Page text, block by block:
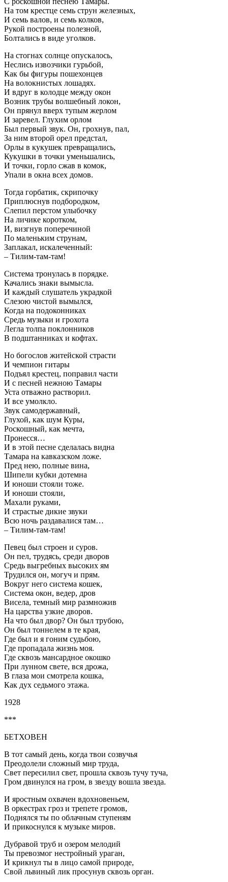
На том крестце семь струн железных,
И семь валов, и семь колков,
Рукой построены полезной,
Болтались в виде уголков.
На стогнах солнце опускалось,
Неслись извозчики гурьбой,
Как бы фигуры пошехонцев
На волокнистых лошадях.
И вдруг в колодце между окон
Возник трубы волшебный локон,
Он прянул вверх тупым жерлом
И заревел. Глухим орлом
Был первый звук. Он, грохнув, пал,
За ним второй орел предстал,
Орлы в кукушек превращались,
Кукушки в точки уменьшались,
И точки, горло сжав в комок,
Упали в окна всех домов.
Тогда горбатик, скрипочку
Приплюснув подбородком,
Слепил перстом улыбочку
На личике коротком,
И, визгнув поперечиной
По маленьким струнам,
Заплакал, искалеченный:
– Тилим-там-там!
Система тронулась в порядке.
Качались знаки вымысла.
И каждый слушатель украдкой
Слезою чистой вымылся,
Когда на подоконниках
Средь музыки и грохота
Легла толпа поклонников
В подштанниках и кофтах.
Но богослов житейской страсти
И чемпион гитары
Подъял крестец, поправил части
И с песней нежною Тамары
Уста отважно растворил.
И все умолкло.
Звук самодержавный,
Глухой, как шум Куры,
Роскошный, как мечта,
Пронесся…
И в этой песне сделалась видна
Тамара на кавказском ложе.
Пред нею, полные вина,
Шипели кубки дотемна
И юноши стояли тоже.
И юноши стояли,
Махали руками,
И страстые дикие звуки
Всю ночь раздавалися там…
– Тилим-там-там!
Певец был строен и суров.
Он пел, трудясь, среди дворов
Средь выгребных высоких ям
Трудился он, могуч и прям.
Вокруг него система кошек,
Система окон, ведер, дров
Висела, темный мир размножив
На царства узкие дворов.
На что был двор? Он был трубою,
Он был тоннелем в те края,
Где был и я гоним судьбою,
Где пропадала жизнь моя.
Где сквозь мансардное окошко
При лунном свете, вся дрожа,
В глаза мои смотрела кошка,
Как дух седьмого этажа.
1928
***
БЕТХОВЕН
В тот самый день, когда твои созвучья
Преодолели сложный мир труда,
Свет пересилил свет, прошла сквозь тучу туча,
Гром двинулся на гром, в звезду вошла звезда.
И яростным охвачен вдохновеньем,
В оркестрах гроз и трепете громов,
Поднялся ты по облачным ступеням
И прикоснулся к музыке миров.
Дубравой труб и озером мелодий
Ты превозмог нестройный ураган,
И крикнул ты в лицо самой природе,
Свой львиный лик просунув сквозь орган.